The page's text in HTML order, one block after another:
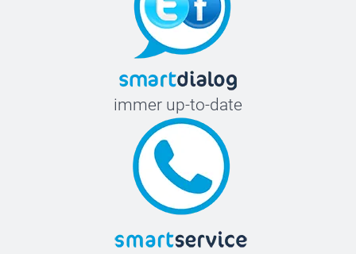
immer up-to-date